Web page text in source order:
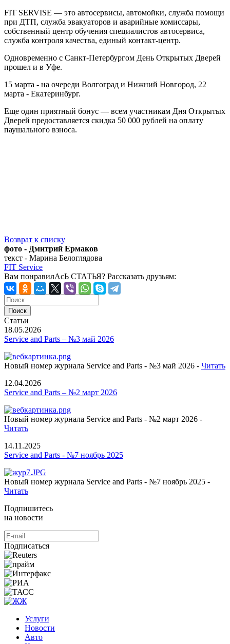
FIT SERVISE — это автосервисы, автомойки, служба помощи
при ДТП, служба эвакуаторов и аварийные комиссары,
собственный центр обучения специалистов автосервиса,
служба контроля качества, единый контакт-центр.
Одновременно с Санкт-Петербургом День Открытых Дверей
прошел и в Уфе.
15 марта - на очереди Волгоград и Нижний Новгород, 22
марта - Екатеринбург.
Еще один приятный бонус — всем участникам Дня Открытых
Дверей предоставляется скидка 50 000 рублей на оплату
паушального взноса.
Возврат к списку
фото - Дмитрий Ермаков
текст - Марина Белоглядова
FIT Service
Вам понравилАсЬ СТАТЬЯ? Рассказать друзьям:
Статьи
18.05.2026
Service and Parts – №3 май 2026
Новый номер журнала Service and Parts - №3 май 2026 - Читать
12.04.2026
Service and Parts – №2 март 2026
Новый номер журнала Service and Parts - №2 март 2026 -
Читать
14.11.2025
Service and Parts - №7 ноябрь 2025
Новый номер журнала Service and Parts - №7 ноябрь 2025 -
Читать
Подпишитесь
на новости
Подписаться
Услуги
Новости
Авто